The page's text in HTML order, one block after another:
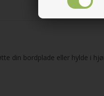
din bordplade eller hylde i